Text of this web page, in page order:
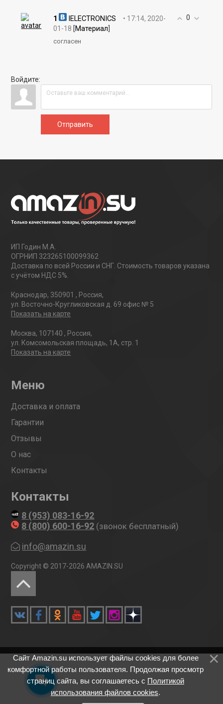
оплата при получении, после
проверки и Рассрочка.
0
1 IELECTRONICS
• 17:14, 2020-
01-18 [Материал
согласен
Войдите:
Отправить
ИП Годин М.А.
ОГРНИП 323265100099362
Доставка по всей России и СНГ. Стоимость товаров указана
с учётом НДС 5%.
Краснодар, 350901 , Россия,
ул. Восточно-Кругликовская д. 69 офис № 5
Показать на карте
Москва, 107140 , Россия,
ул. Комсомольская площадь, 1А, стр. 1
Показать на карте
Меню
Доставка и оплата
Гарантии
Отзывы
О нас
Контакты
Контакты
8 (953) 083-16-92
8 (800) 600-16-92 (звонок бесплатный)
info@amazin.su
Copyright © 2017-2026 AMAZIN.SU
Сайт Amazin.su использует файлы cookies для более
комфортной работы пользователя. Продолжая просмотр
страниц сайта, вы соглашаетесь с Политикой
использования файлов cookies.